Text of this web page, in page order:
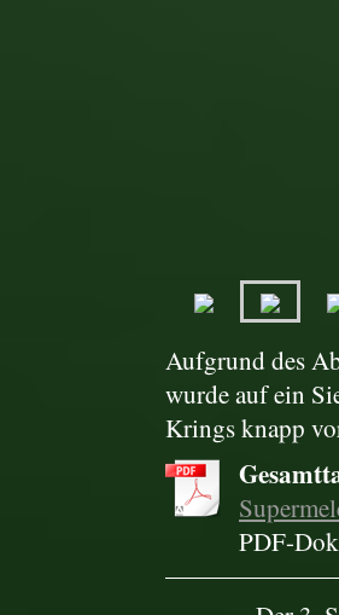
Aufgrund des
wurde auf ein
Krings knapp
PDF-